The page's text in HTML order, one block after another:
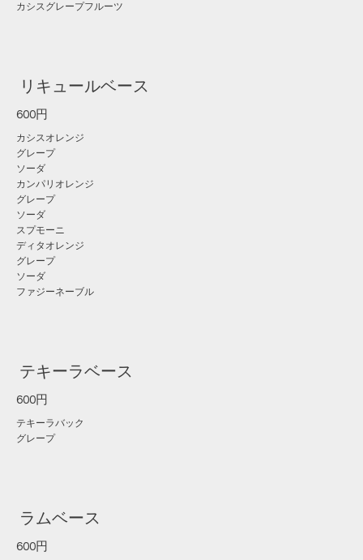
カシスグレープフルーツ
リキュールベース
600円
カシスオレンジ
グレープ
ソーダ
カンパリオレンジ
グレープ
ソーダ
スプモーニ
ディタオレンジ
グレープ
ソーダ
ファジーネーブル
テキーラベース
600円
テキーラバック
グレープ
ラムベース
600円